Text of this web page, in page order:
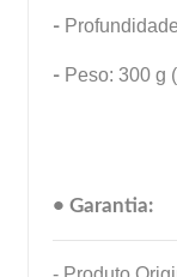
-
- Peso: 300 g
• Garantia: